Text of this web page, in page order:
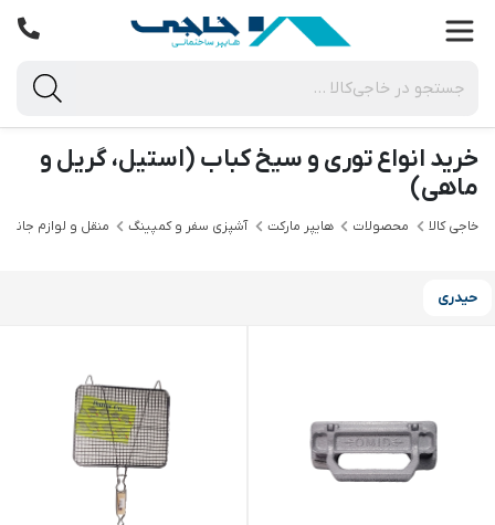
خرید انواع توری و سیخ کباب (استیل، گریل و
ماهی)
خاجی‌ کالا محصولات هایپر مارکت آشپزی سفر و کمپینگ منقل و لوازم جانبی
حیدری